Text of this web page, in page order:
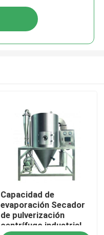
Capacidad de
evaporación Secador
de pulverización
centrífugo industrial